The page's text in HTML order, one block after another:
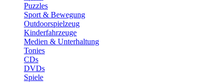
Puzzles
Sport & Bewegung
Outdoorspielzeug
Kinderfahrzeuge
Medien & Unterhaltung
Tonies
CDs
DVDs
Spiele